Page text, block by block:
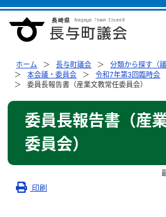
ホーム 長与町議会 分類から探す（議
本会議・委員会
令和7年第3回臨時会
委員長報告書（産業文教常任委員会）
委員長報告書（産
委員会）
印刷